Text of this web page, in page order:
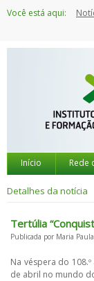
paraVocê está aqui:
Início Rede
Detalhes da notícia
Tertúlia
Publicada por Maria
Na véspera do
de abril no mundo